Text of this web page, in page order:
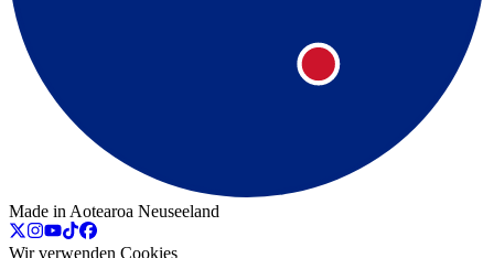
Made in Aotearoa Neuseeland
Wir verwenden Cookies